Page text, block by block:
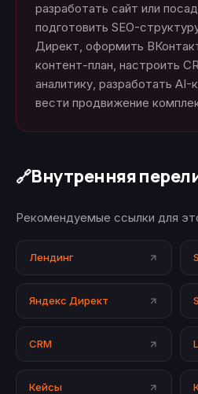
разработать сайт или
подготовить SEO-
Директ, оформить
контент-план, настроить
аналитику, разработать AI-
вести продвижение
🔗Внутренняя
Рекомендуемые ссылки для
Лендинг
Яндекс Директ
CRM
Кейсы